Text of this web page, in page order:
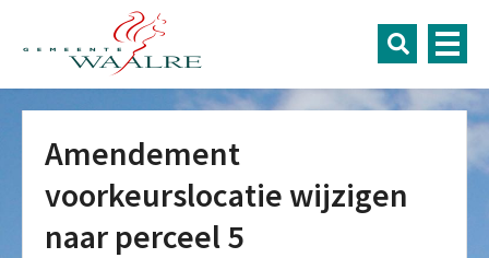
Amendement
voorkeurslocatie wijzigen
naar perceel 5